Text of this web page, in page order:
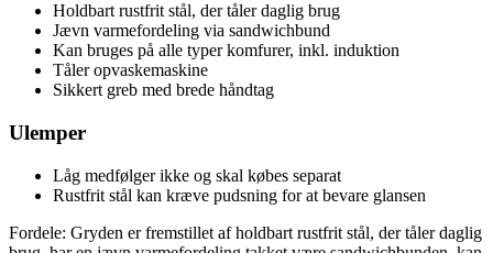
Holdbart rustfrit stål, der tåler daglig brug
Jævn varmefordeling via sandwichbund
Kan bruges på alle typer komfurer, inkl. induktion
Tåler opvaskemaskine
Sikkert greb med brede håndtag
Ulemper
Låg medfølger ikke og skal købes separat
Rustfrit stål kan kræve pudsning for at bevare glansen
Fordele: Gryden er fremstillet af holdbart rustfrit stål, der tåler daglig